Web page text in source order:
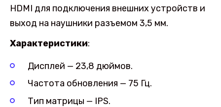
HDMI для подключения внешних устройств и
выход на наушники разъемом 3,5 мм.
Характеристики:
Дисплей — 23,8 дюймов.
Частота обновления — 75 Гц.
Тип матрицы — IPS.